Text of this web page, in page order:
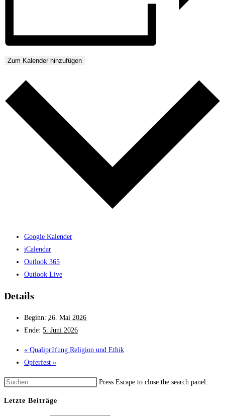
Zum Kalender hinzufügen
Google Kalender
iCalendar
Outlook 365
Outlook Live
Details
Beginn: 26. Mai 2026
Ende: 5. Juni 2026
« Qualiprüfung Religion und Ethik
Opferfest »
Press Escape to close the search panel.
Letzte Beiträge